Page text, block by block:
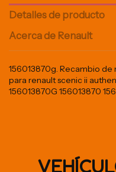
Detalles de producto
Acerca de Renault
156013870g. Recambio
para renault scenic ii
156013870G 156013870